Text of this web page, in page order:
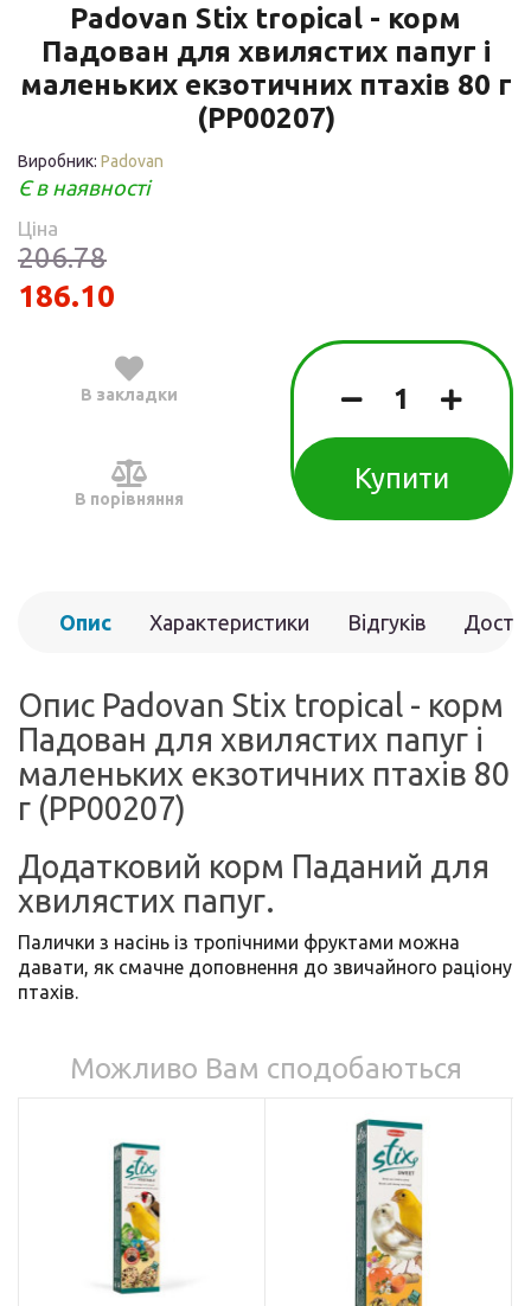
Padovan Stix tropical - корм
Падован для хвилястих папуг і
маленьких екзотичних птахів 80 г
(PP00207)
Виробник: Padovan
Є в наявності
Ціна
206.78
186.10
В закладки
В порівняння
Купити
Опис Характеристики Відгуків
Опис Padovan Stix tropical - корм
Падован для хвилястих папуг і
маленьких екзотичних птахів 80
г (PP00207)
Додатковий корм Паданий для
хвилястих папуг.
Палички з насінь із тропічними фруктами можна
давати, як смачне доповнення до звичайного раціону
птахів.
Можливо Вам сподобаються